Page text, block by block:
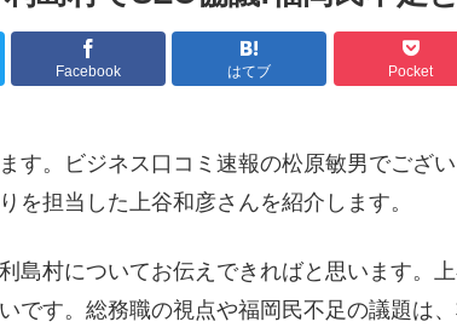
Facebook はてブ Pocket
す。ビジネス口コミ速報の松原敏男でござ
を担当した上谷和彦さんを紹介します。
島村についてお伝えできればと思います。
です。総務職の視点や福岡民不足の議題は